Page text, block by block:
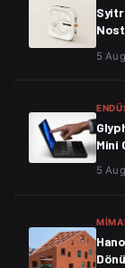
5
Mini
5